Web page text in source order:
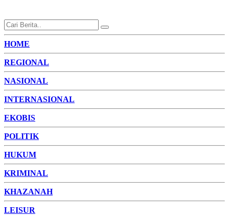
HOME
REGIONAL
NASIONAL
INTERNASIONAL
EKOBIS
POLITIK
HUKUM
KRIMINAL
KHAZANAH
LEISUR